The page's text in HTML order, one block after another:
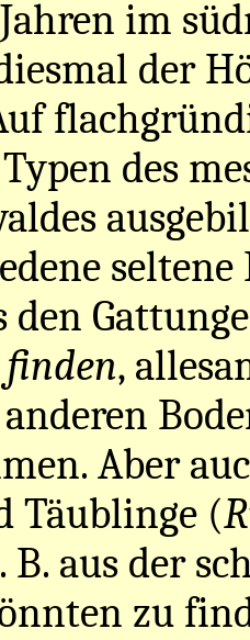
im
der
des
den
,
Aber
Täublinge (
B. aus der
zu